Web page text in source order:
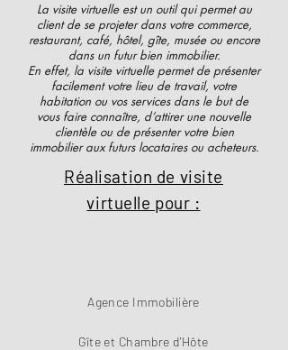
La visite virtuelle est un outil qui permet au
client de se projeter dans votre commerce,
restaurant, café, hôtel, gîte, musée ou encore
dans un futur bien immobilier.
En effet, la visite virtuelle permet de présenter
facilement votre lieu de travail, votre
habitation ou vos services dans le but de
vous faire connaître, d’attirer une nouvelle
clientèle ou de présenter votre bien
immobilier aux futurs locataires ou acheteurs.
Réalisation de visite
virtuelle pour :
Agence Immobilière
Gîte et Chambre d'Hôte